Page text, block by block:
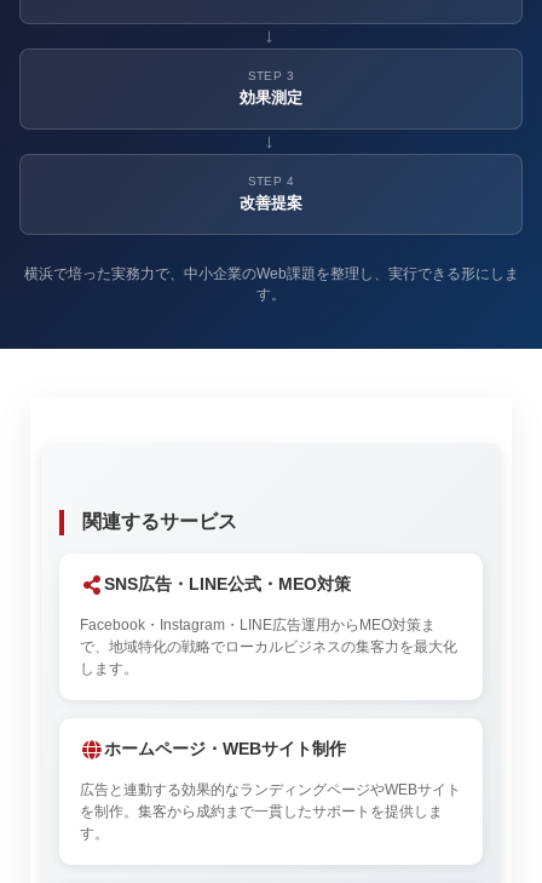
→
STEP 3
効果測定
→
STEP 4
改善提案
横浜で培った実務力で、中小企業のWeb課題を整理し、実行できる形にしま
す。
関連するサービス
SNS広告・LINE公式・MEO対策
Facebook・Instagram・LINE広告運用からMEO対策ま
で、地域特化の戦略でローカルビジネスの集客力を最大化
します。
ホームページ・WEBサイト制作
広告と連動する効果的なランディングページやWEBサイト
を制作。集客から成約まで一貫したサポートを提供しま
す。